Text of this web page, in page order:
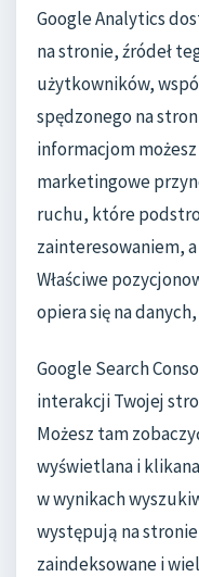
Google Analytics
na stronie, źródeł
użytkowników,
spędzonego na
informacjom
marketingowe
ruchu, które
zainteresowaniem,
Właściwe
opiera się na
Google Search
interakcji Twojej
Możesz tam
wyświetlana i
w wynikach
występują na
zaindeksowane i